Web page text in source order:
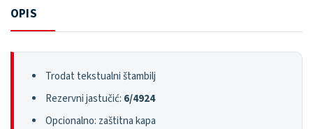
OPIS
Trodat tekstualni štambilj
Rezervni jastučić: 6/4924
Opcionalno: zaštitna kapa